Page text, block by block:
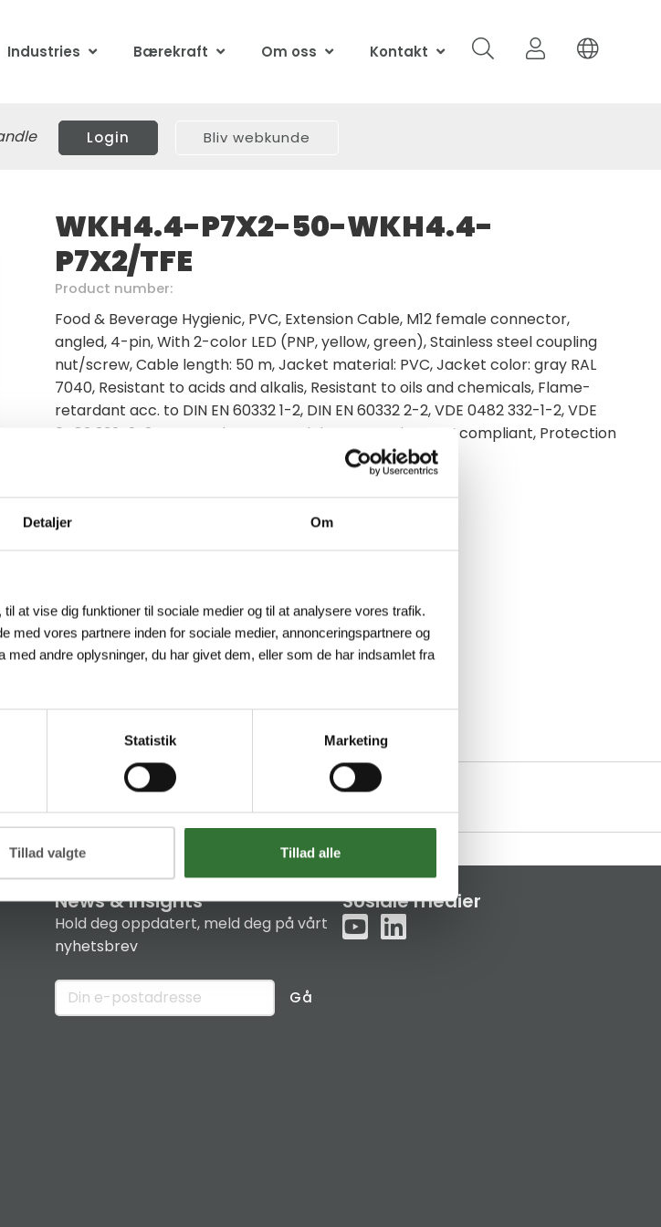
Detaljer Om
at vise dig funktioner til sociale medier og til at analysere vores trafik.
med vores partnere inden for sociale medier, annonceringspartnere og
andre oplysninger, du har givet dem, eller som de har indsamlet fra
Statistik Marketing
Tillad valgte Tillad alle
Industries Bærekraft Om oss Kontakt
Login Bliv webkunde
WKH4.4-P7X2-50-WKH4.4-
P7X2/TFE
Product number:
Food & Beverage Hygienic, PVC, Extension Cable, M12 female connector,
angled, 4-pin, With 2-color LED (PNP, yellow, green), Stainless steel coupling
nut/screw, Cable length: 50 m, Jacket material: PVC, Jacket color: gray RAL
7040, Resistant to acids and alkalis, Resistant to oils and chemicals, Flame-
retardant acc. to DIN EN 60332 1-2, DIN EN 60332 2-2, VDE 0482 332-1-2, VDE
0482 332-2-2, Approvals: Gost, Ecolab, RoHS and REACH compliant, Protection
class IP67/IP69K, M12 female, angled, 4-pin
Minimum order quantity: 1
News & Insights
Hold deg oppdatert, meld deg på vårt
nyhetsbrev
Gå
Sosiale medier